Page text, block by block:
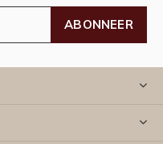
ABONNEER